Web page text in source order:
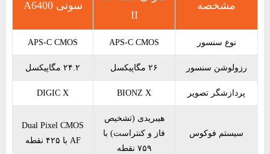
مشخصه
II
سونی A6400
نوع سنسور APS-C CMOS
APS-C CMOS
رزولوشن سنسور ۲۶ مگاپیکسل ۲۴.۲ مگاپیکسل
پردازشگر تصویر BIONZ X
DIGIC X
سیستم فوکوس
هیبریدی (تشخیص
فاز و کنتراست) با
۷۵۹ نقطه
Dual Pixel CMOS
AF با ۴۲۵ نقطه